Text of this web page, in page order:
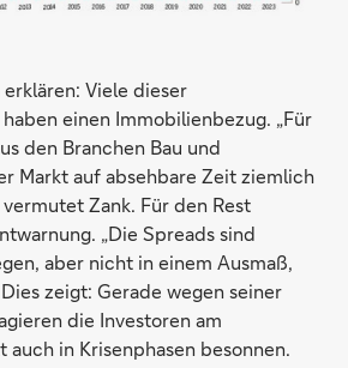
Viele dieser
einen Immobilienbezug. „Für
den Branchen Bau und
Markt auf absehbare Zeit ziemlich
vermutet Zank. Für den Rest
„Die Spreads sind
aber nicht in einem Ausmaß,
zeigt: Gerade wegen seiner
die Investoren am
in Krisenphasen besonnen.